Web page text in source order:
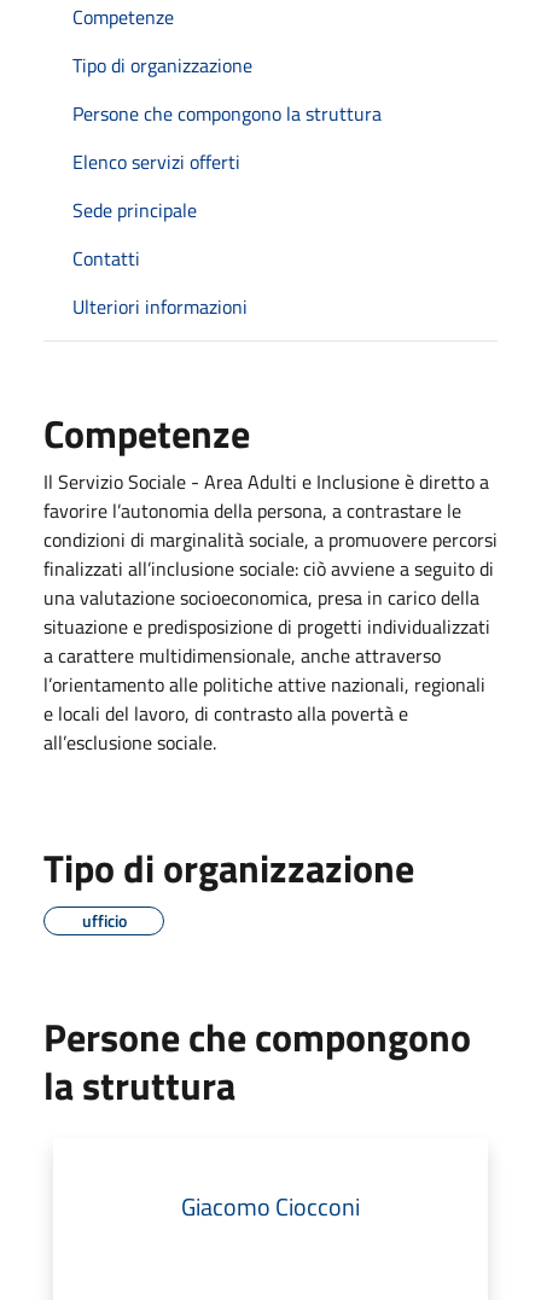
Competenze
Tipo di organizzazione
Persone che compongono la struttura
Elenco servizi offerti
Sede principale
Contatti
Ulteriori informazioni
Competenze
Il Servizio Sociale - AreaAdulti e Inclusione è diretto a
favorire l’autonomia della persona, a contrastare le
condizioni di marginalità sociale, a promuovere percorsi
finalizzati all’inclusione sociale: ciò avviene a seguito di
una valutazione socioeconomica, presa in carico della
situazione e predisposizione di progetti individualizzati
a carattere multidimensionale, anche attraverso
l’orientamento alle politiche attive nazionali, regionali
e locali del lavoro, di contrasto alla povertà e
all’esclusione sociale.
Tipo di organizzazione
ufficio
Persone che compongono
la struttura
Giacomo Ciocconi